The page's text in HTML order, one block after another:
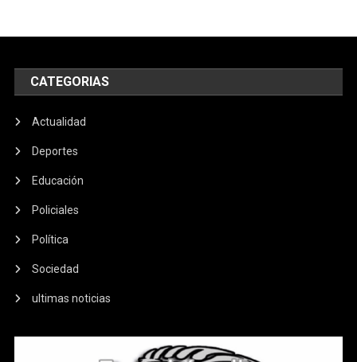
CATEGORIAS
Actualidad
Deportes
Educación
Policiales
Política
Sociedad
ultimas noticias